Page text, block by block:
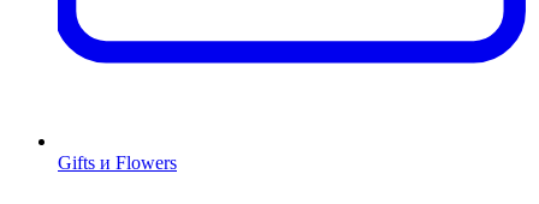
Gifts и Flowers